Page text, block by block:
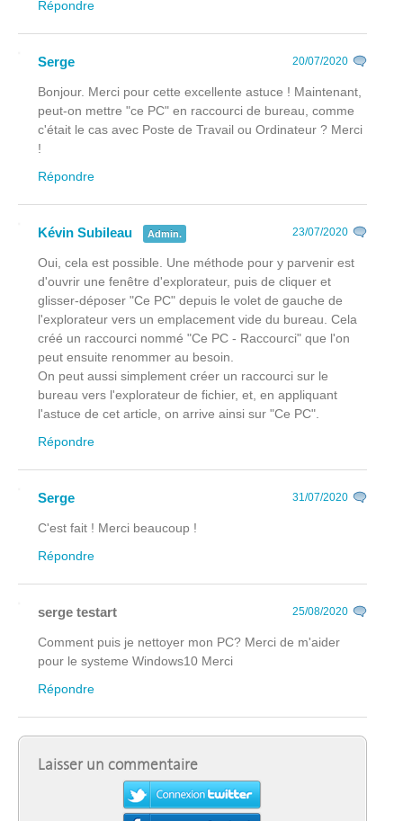
Répondre
Serge 20/07/2020
Bonjour. Merci pour cette excellente astuce ! Maintenant,
peut-on mettre "ce PC" en raccourci de bureau, comme
c'était le cas avec Poste de Travail ou Ordinateur ? Merci
!
Répondre
Kévin Subileau Admin. 23/07/2020
Oui, cela est possible. Une méthode pour y parvenir est
d'ouvrir une fenêtre d'explorateur, puis de cliquer et
glisser-déposer "Ce PC" depuis le volet de gauche de
l'explorateur vers un emplacement vide du bureau. Cela
créé un raccourci nommé "Ce PC - Raccourci" que l'on
peut ensuite renommer au besoin.
On peut aussi simplement créer un raccourci sur le
bureau vers l'explorateur de fichier, et, en appliquant
l'astuce de cet article, on arrive ainsi sur "Ce PC".
Répondre
Serge 31/07/2020
C'est fait ! Merci beaucoup !
Répondre
serge testart 25/08/2020
Comment puis je nettoyer mon PC? Merci de m'aider
pour le systeme Windows10 Merci
Répondre
Laisser un commentaire